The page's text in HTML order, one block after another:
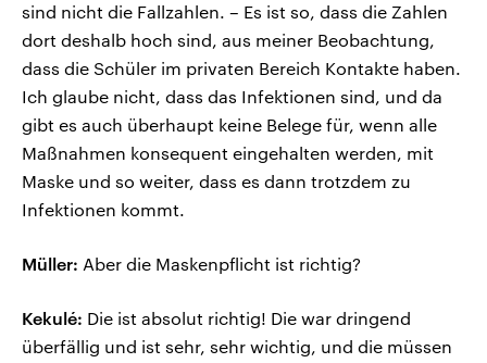
sind nicht die Fallzahlen. – Es ist so, dass die Zahlen
dort deshalb hoch sind, aus meiner Beobachtung,
dass die Schüler im privaten Bereich Kontakte haben.
Ich glaube nicht, dass das Infektionen sind, und da
gibt es auch überhaupt keine Belege für, wenn alle
Maßnahmen konsequent eingehalten werden, mit
Maske und so weiter, dass es dann trotzdem zu
Infektionen kommt.
Müller: Aber die Maskenpflicht ist richtig?
Kekulé: Die ist absolut richtig! Die war dringend
überfällig und ist sehr, sehr wichtig, und die müssen